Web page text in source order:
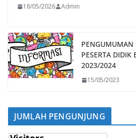
18/05/2026 Admin
PENGUMUMAN
PESERTA DIDIK
2023/2024
15/05/2023
JUMLAH PENGUNJUNG